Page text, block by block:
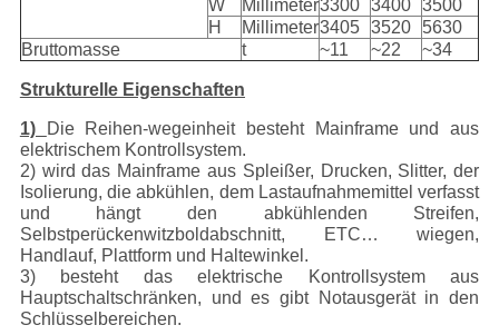
W Millimeter3300 3400 3500
H
Millimeter3405 3520
5630
Bruttomasse
t ~11 ~22 ~34
Strukturelle Eigenschaften
1)
Die Reihen-wegeinheit besteht Mainframe und aus
elektrischem Kontrollsystem.
2) wird das Mainframe aus Spleißer, Drucken, Slitter, der
Isolierung, die abkühlen, dem Lastaufnahmemittel verfasst
und hängt den abkühlenden Streifen,
Selbstperückenwitzboldabschnitt, ETC… wiegen,
Handlauf, Plattform und Haltewinkel.
3) besteht das elektrische Kontrollsystem aus
Hauptschaltschränken, und es gibt Notausgerät in den
Schlüsselbereichen.